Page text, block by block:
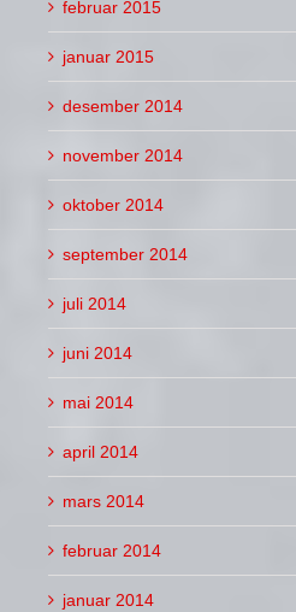
februar 2015
januar 2015
desember 2014
november 2014
oktober 2014
september 2014
juli 2014
juni 2014
mai 2014
april 2014
mars 2014
februar 2014
januar 2014